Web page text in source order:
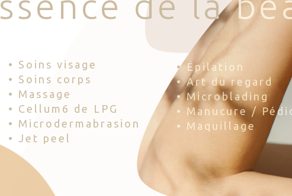
• Soins visage
• Soins corps
• Massage
• Cellum6 de LPG
• Microdermabrasion
• Jet peel
• Épilation
• Art du regard
• Microblading
• Manucure /
• Maquillage